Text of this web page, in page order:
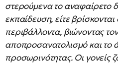
στερούμενα το αναφαίρετο
εκπαίδευση, είτε
περιβάλλοντα, βιώνοντας τον
αποπροσανατολισμό και το
προσωρινότητας. Οι γονείς